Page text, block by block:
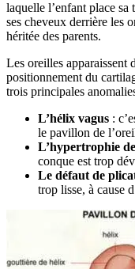
laquelle l’enfant place
ses cheveux derrière les
héritée des parents.
Les oreilles apparaissent
positionnement du
trois principales
L’hélix vagus :
le pavillon de
L’hypertrophie
conque est trop
Le défaut de
trop lisse, à cause